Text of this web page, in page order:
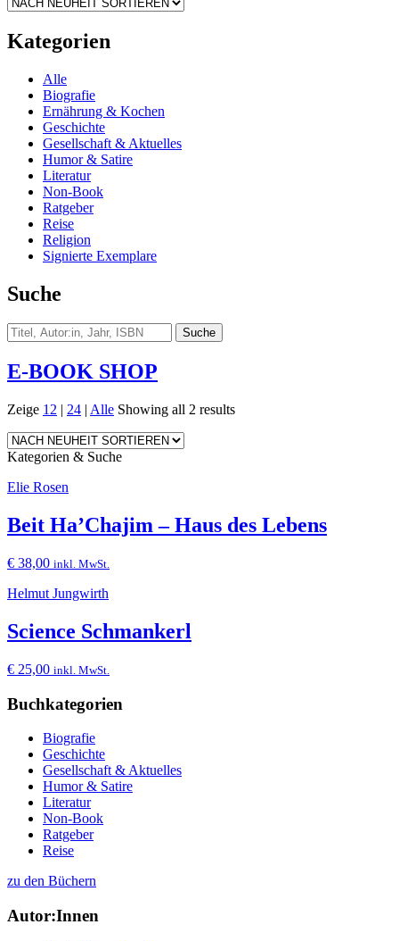
Kategorien
Alle
Biografie
Ernährung & Kochen
Geschichte
Gesellschaft & Aktuelles
Humor & Satire
Literatur
Non-Book
Ratgeber
Reise
Religion
Signierte Exemplare
Suche
E-BOOK SHOP
Zeige 12 | 24 | Alle Showing all 2 results
Kategorien & Suche
Elie Rosen
Beit Ha’Chajim – Haus des Lebens
€ 38,00 inkl. MwSt.
Helmut Jungwirth
Science Schmankerl
€ 25,00 inkl. MwSt.
Buchkategorien
Biografie
Geschichte
Gesellschaft & Aktuelles
Humor & Satire
Literatur
Non-Book
Ratgeber
Reise
zu den Büchern
Autor:Innen